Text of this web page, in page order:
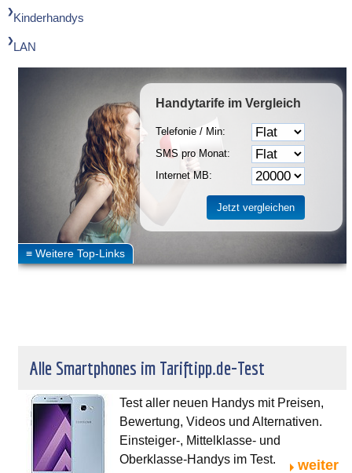
Kinderhandys
LAN
Handytarife im Vergleich
Telefonie / Min:
SMS pro Monat:
Internet MB:
Alle Smartphones im Tariftipp.de-Test
Test aller neuen Handys mit Preisen,
Bewertung, Videos und Alternativen.
Einsteiger-, Mittelklasse- und
Oberklasse-Handys im Test.
weiter